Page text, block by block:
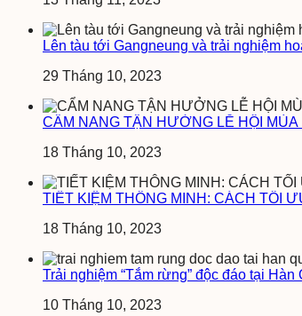
Lên tàu tới Gangneung và trải nghiệm
29 Tháng 10, 2023
CẨM NANG TẬN HƯỞNG LỄ HỘI
18 Tháng 10, 2023
TIẾT KIỆM THÔNG MINH: CÁCH TỐI
18 Tháng 10, 2023
Trải nghiệm “Tắm rừng” độc đáo tại Hàn
10 Tháng 10, 2023